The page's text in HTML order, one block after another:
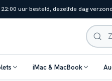
uur besteld, dezelfde dag
Zoeken
iMac & MacBook